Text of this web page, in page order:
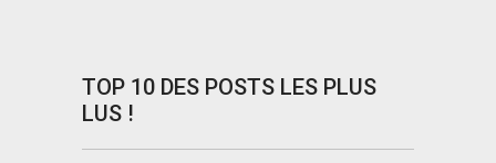
TOP 10 DES POSTS LES PLUS
LUS !